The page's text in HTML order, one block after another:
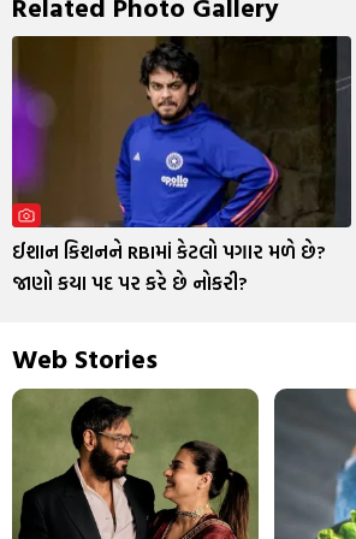
ઈશાન કિશનને RBIમાં કેટલો પગાર મળે છે?
જાણો કયા પદ પર કરે છે નોકરી?
Web Stories